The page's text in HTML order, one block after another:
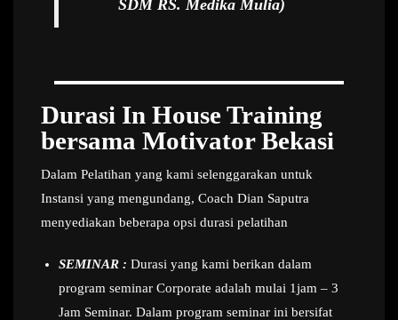
SDM RS. Medika Mulia)
Durasi In House Training
bersama Motivator Bekasi
Dalam Pelatihan yang kami selenggarakan untuk
Instansi yang mengundang, Coach Dian Saputra
menyediakan beberapa opsi durasi pelatihan
SEMINAR : Durasi yang kami berikan dalam
program seminar Corporate adalah mulai 1jam – 3
Jam Seminar. Dalam program seminar ini bersifat